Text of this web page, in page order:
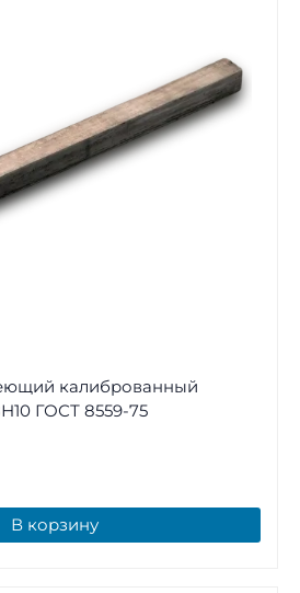
калиброванный
ГОСТ 8559-75
В корзину